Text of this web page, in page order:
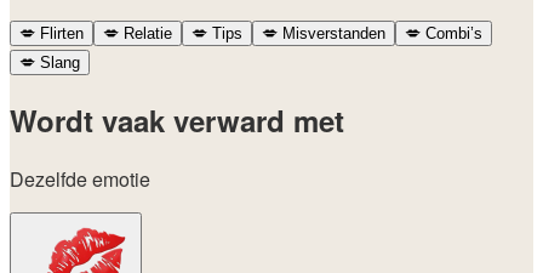
💋 Flirten 💋 Relatie 💋 Tips 💋 Misverstanden 💋 Combi’s
💋 Slang
Wordt vaak verward met
Dezelfde emotie